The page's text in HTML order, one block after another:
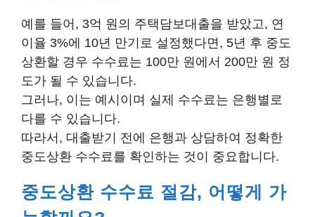
예를 들어, 3억 원의 주택담보대출을 받았고, 연
이율 3%에 10년 만기로 설정했다면, 5년 후 중도
상환할 경우 수수료는 100만 원에서 200만 원 정
도가 될 수 있습니다.
그러나, 이는 예시이며 실제 수수료는 은행별로
다를 수 있습니다.
따라서, 대출받기 전에 은행과 상담하여 정확한
중도상환 수수료를 확인하는 것이 중요합니다.
중도상환 수수료 절감, 어떻게 가